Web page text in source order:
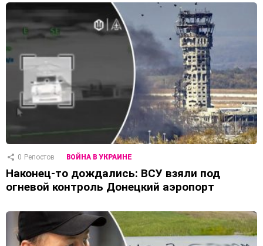
0 Репостов ВОЙНА В УКРАИНЕ
Наконец-то дождались: ВСУ взяли под
огневой контроль Донецкий аэропорт